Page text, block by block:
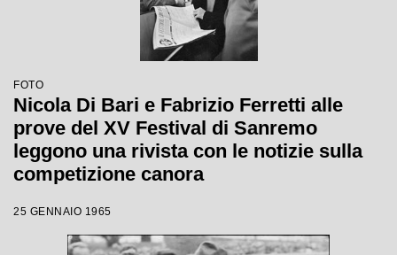
FOTO
Nicola Di Bari e Fabrizio Ferretti alle
prove del XV Festival di Sanremo
leggono una rivista con le notizie sulla
competizione canora
25 GENNAIO 1965